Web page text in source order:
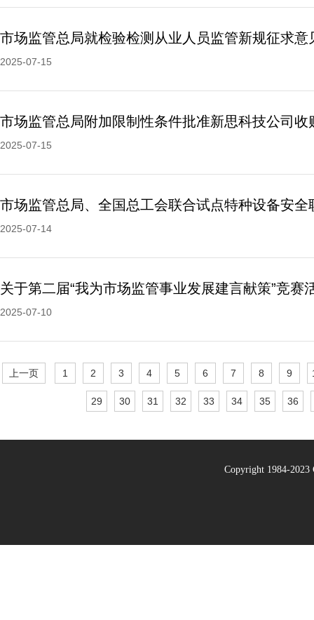
市场监管总局就检验检测从业人员监管新规征求意
2025-07-15
2025-07-15
2025-07-14
2025-07-10
上一页 1 2 3 4 5 6 7 8 9
29 30 31 32 33 34 35 36
Copyright 1984-